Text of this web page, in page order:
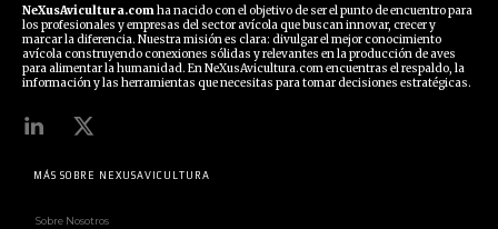
NeXusAvicultura.comha nacido con el objetivo de ser el punto de encuentro para
los profesionales y empresas del sector avícola que buscan innovar, crecer y
marcar la diferencia. Nuestra misión es clara: divulgar el mejor conocimiento
avícola construyendo conexiones sólidas y relevantes en la producción de aves
para alimentar la humanidad. En NeXusAvicultura.com encuentras el respaldo, la
información y las herramientas que necesitas para tomar decisiones estratégicas.
MÁS SOBRE NEXUSAVICULTURA
Sobre Nosotros